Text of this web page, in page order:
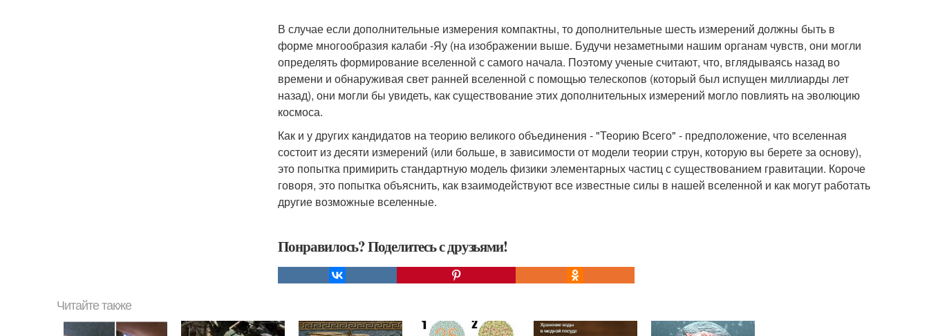
В случае если дополнительные измерения компактны, то дополнительные шесть измерений должны быть в
форме многообразия калаби -Яу (на изображении выше. Будучи незаметными нашим органам чувств, они могли
определять формирование вселенной с самого начала. Поэтому ученые считают, что, вглядываясь назад во
времени и обнаруживая свет ранней вселенной с помощью телескопов (который был испущен миллиарды лет
назад), они могли бы увидеть, как существование этих дополнительных измерений могло повлиять на эволюцию
космоса.
Как и у других кандидатов на теорию великого объединения - "Теорию Всего" - предположение, что вселенная
состоит из десяти измерений (или больше, в зависимости от модели теории струн, которую вы берете за основу),
это попытка примирить стандартную модель физики элементарных частиц с существованием гравитации. Короче
говоря, это попытка объяснить, как взаимодействуют все известные силы в нашей вселенной и как могут работать
другие возможные вселенные.
Понравилось? Поделитесь с друзьями!
Читайте также